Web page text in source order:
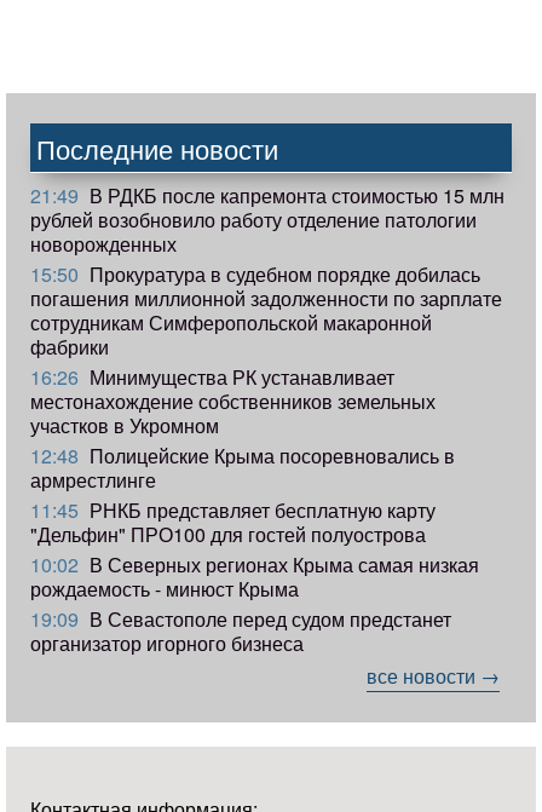
Последние новости
21:49 В РДКБ после капремонта стоимостью 15 млн
рублей возобновило работу отделение патологии
новорожденных
15:50 Прокуратура в судебном порядке добилась
погашения миллионной задолженности по зарплате
сотрудникам Симферопольской макаронной
фабрики
16:26 Минимущества РК устанавливает
местонахождение собственников земельных
участков в Укромном
12:48 Полицейские Крыма посоревновались в
армрестлинге
11:45 РНКБ представляет бесплатную карту
"Дельфин" ПРО100 для гостей полуострова
10:02 В Северных регионах Крыма самая низкая
рождаемость - минюст Крыма
19:09 В Севастополе перед судом предстанет
организатор игорного бизнеса
все новости →